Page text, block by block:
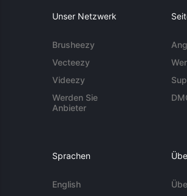
Unser Netzwerk
Brusheezy
Vecteezy
Videezy
Werden Sie
Anbieter
Sprachen
English